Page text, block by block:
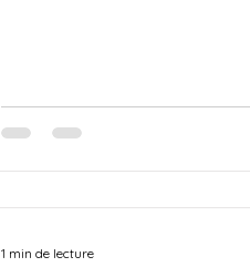
1 min de lecture